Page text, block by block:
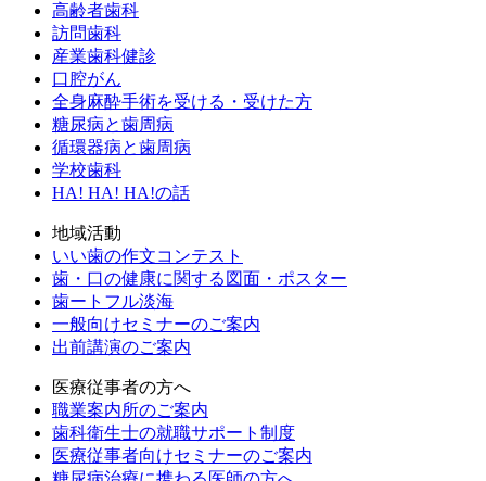
高齢者歯科
訪問歯科
産業歯科健診
口腔がん
全身麻酔手術を受ける・受けた方
糖尿病と歯周病
循環器病と歯周病
学校歯科
HA! HA! HA!の話
地域活動
いい歯の作文コンテスト
歯・口の健康に関する図面・ポスター
歯ートフル淡海
一般向けセミナーのご案内
出前講演のご案内
医療従事者の方へ
職業案内所のご案内
歯科衛生士の就職サポート制度
医療従事者向けセミナーのご案内